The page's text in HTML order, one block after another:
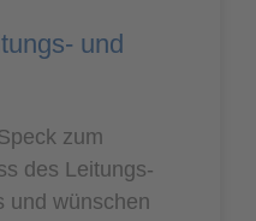
und
zum
des Leitungs-
und wünschen